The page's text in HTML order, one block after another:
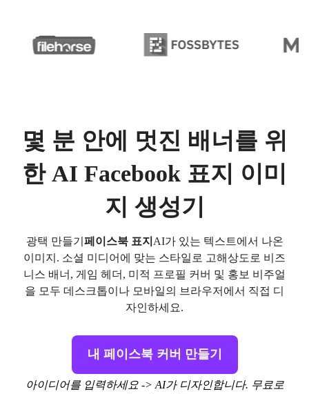
몇 분 안에 멋진 배너를 위
한 AI Facebook 표지 이미
지 생성기
광택 만들기 페이스북 표지 AI가 있는 텍스트에서 나온
이미지. 소셜 미디어에 맞는 스타일로 고해상도로 비즈
니스 배너, 게임 헤더, 미적 프로필 커버 및 홍보 비주얼
을 모두 데스크톱이나 모바일의 브라우저에서 직접 디
자인하세요.
내 페이스북 커버 만들기
아이디어를 입력하세요 -> AI가 디자인합니다. 무료로